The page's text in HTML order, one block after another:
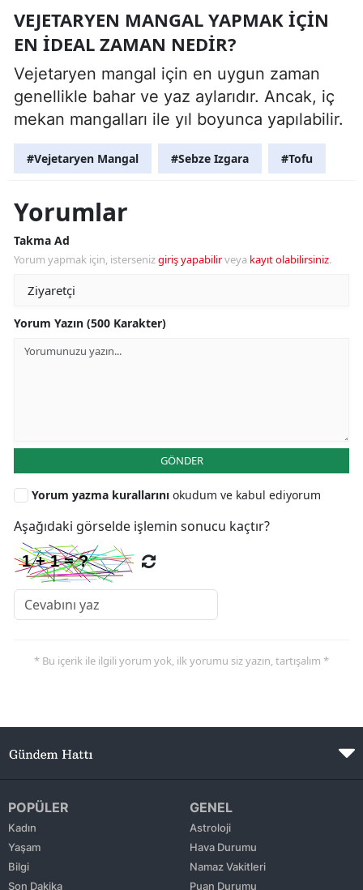
VEJETARYEN MANGAL YAPMAK IÇIN
EN IDEAL ZAMAN NEDIR?
Vejetaryen mangal için en uygun zaman
genellikle bahar ve yaz aylarıdır. Ancak, iç
mekan mangalları ile yıl boyunca yapılabilir.
#Vejetaryen Mangal #Sebze Izgara #Tofu
Yorumlar
Takma Ad
Yorum yapmak için, istersenizgiriş yapabilirveya kayıt olabilirsiniz.
Yorum Yazın (500 Karakter)
GÖNDER
Yorum yazma kurallarını okudum ve kabul ediyorum
Aşağıdaki görselde işlemin sonucu kaçtır?
* Bu içerik ile ilgili yorum yok, ilk yorumu siz yazın, tartışalım *
POPÜLER
Kadın
Yaşam
Bilgi
Son Dakika
GENEL
Astroloji
Hava Durumu
Namaz Vakitleri
Puan Durumu